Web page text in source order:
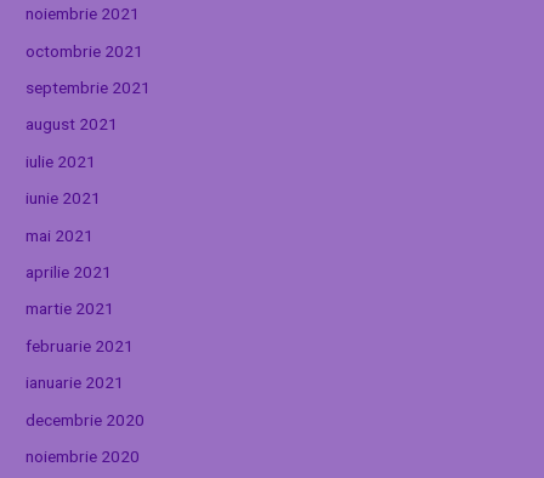
noiembrie 2021
octombrie 2021
septembrie 2021
august 2021
iulie 2021
iunie 2021
mai 2021
aprilie 2021
martie 2021
februarie 2021
ianuarie 2021
decembrie 2020
noiembrie 2020